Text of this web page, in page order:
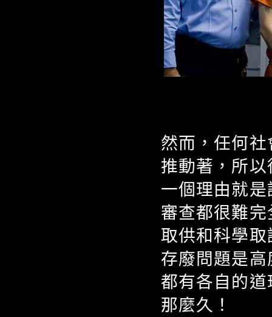
然而，任何
推動著，所
一個理由就
審查都很難
取供和科學
存廢問題是
都有各自的
那麼久！